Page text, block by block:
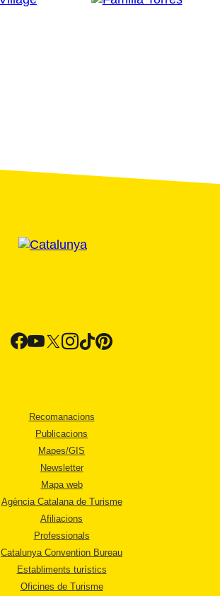
Recomanacions
Publicacions
Mapes/GIS
Newsletter
Mapa web
Agència Catalana de Turisme
Afiliacions
Professionals
Catalunya Convention Bureau
Establiments turístics
Oficines de Turisme